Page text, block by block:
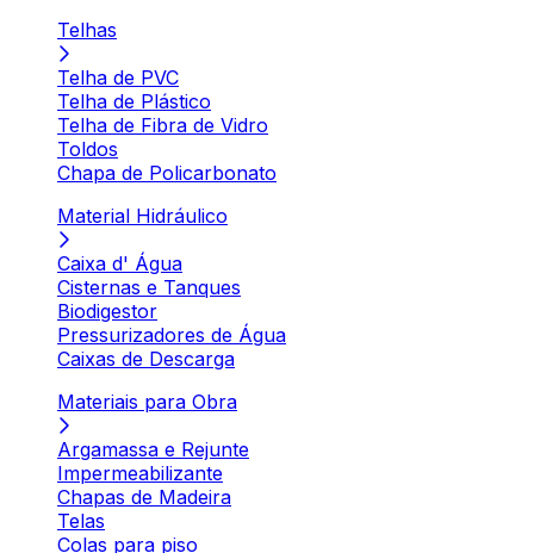
Telhas
Telha de PVC
Telha de Plástico
Telha de Fibra de Vidro
Toldos
Chapa de Policarbonato
Material Hidráulico
Caixa d' Água
Cisternas e Tanques
Biodigestor
Pressurizadores de Água
Caixas de Descarga
Materiais para Obra
Argamassa e Rejunte
Impermeabilizante
Chapas de Madeira
Telas
Colas para piso